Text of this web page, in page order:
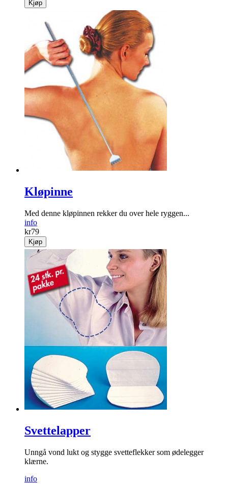
Kjøp
Kløpinne
Med denne kløpinnen rekker du over hele ryggen...
info
kr79
Kjøp
Svettelapper
Unngå vond lukt og stygge svetteflekker som ødelegger
klærne.
info